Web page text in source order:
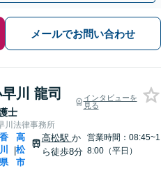
メールでお問い合わせ
川 龍司
士
インタビューを
見る
川法律事務所
香
川
県
|
高
松
市
高松駅 か
ら徒歩8分
営業時間：08:45~1
8:00（平日）